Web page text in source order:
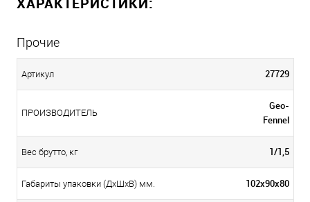
Прочие
Артикул 27729
ПРОИЗВОДИТЕЛЬ
Geo-
Fennel
Вес брутто, кг 1/1,5
Габариты упаковки (ДхШхВ) мм. 102х90х80